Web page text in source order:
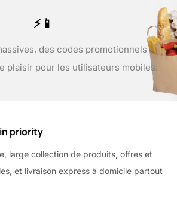
⚡📱
des codes promotionnels
plaisir pour les utilisateurs mobiles.
priority
large collection de produits, offres et
et livraison express à domicile partout